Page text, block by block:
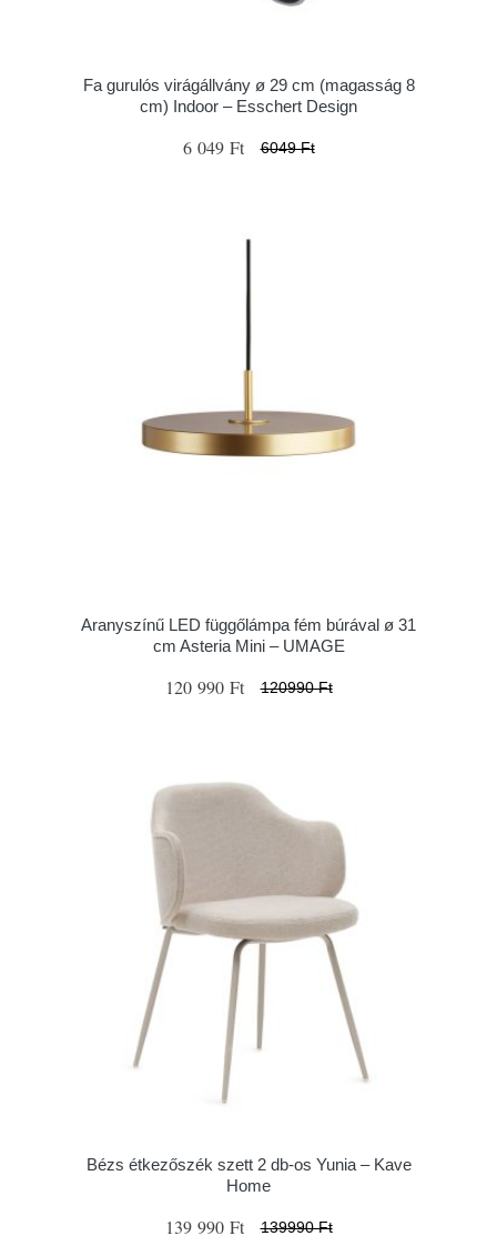
Fa gurulós virágállvány ø 29 cm (magasság 8
cm) Indoor – Esschert Design
6 049 Ft 6049 Ft
Aranyszínű LED függőlámpa fém búrával ø 31
cm Asteria Mini – UMAGE
120 990 Ft 120990 Ft
Bézs étkezőszék szett 2 db-os Yunia – Kave
Home
139 990 Ft 139990 Ft